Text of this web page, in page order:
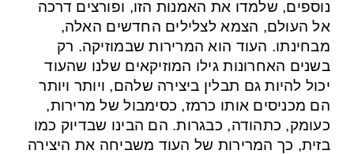
נוספים, שלמדו את האמנות הזו, ופורצים דרכה
אל העולם, הצמא לצלילים החדשים האלה,
מבחינתו. העוד הוא המרירות שבמוזיקה. רק
בשנים האחרונות גילו המוזיקאים שלנו שהעוד
יכול להיות גם תבלין ביצירה שלהם, ויותר ויותר
הם מכניסים אותו כרמז, כסימבול של מרירות,
כעומק, כתהודה, כבגרות. הם הבינו שבדיוק כמו
בזית, כך המרירות של העוד משביחה את היצירה